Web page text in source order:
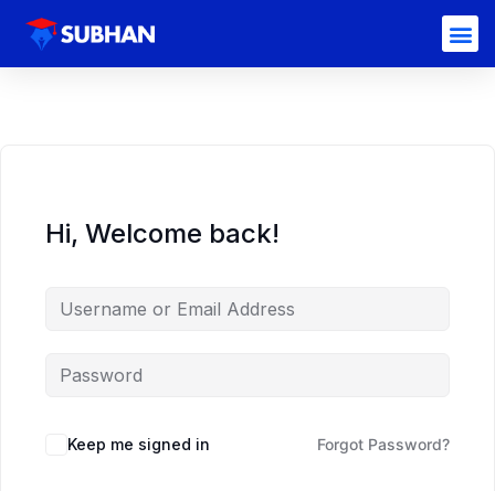
Hi, Welcome back!
Keep me signed in Forgot Password?